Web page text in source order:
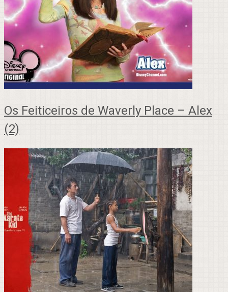
Os Feiticeiros de Waverly Place – Alex
(2)